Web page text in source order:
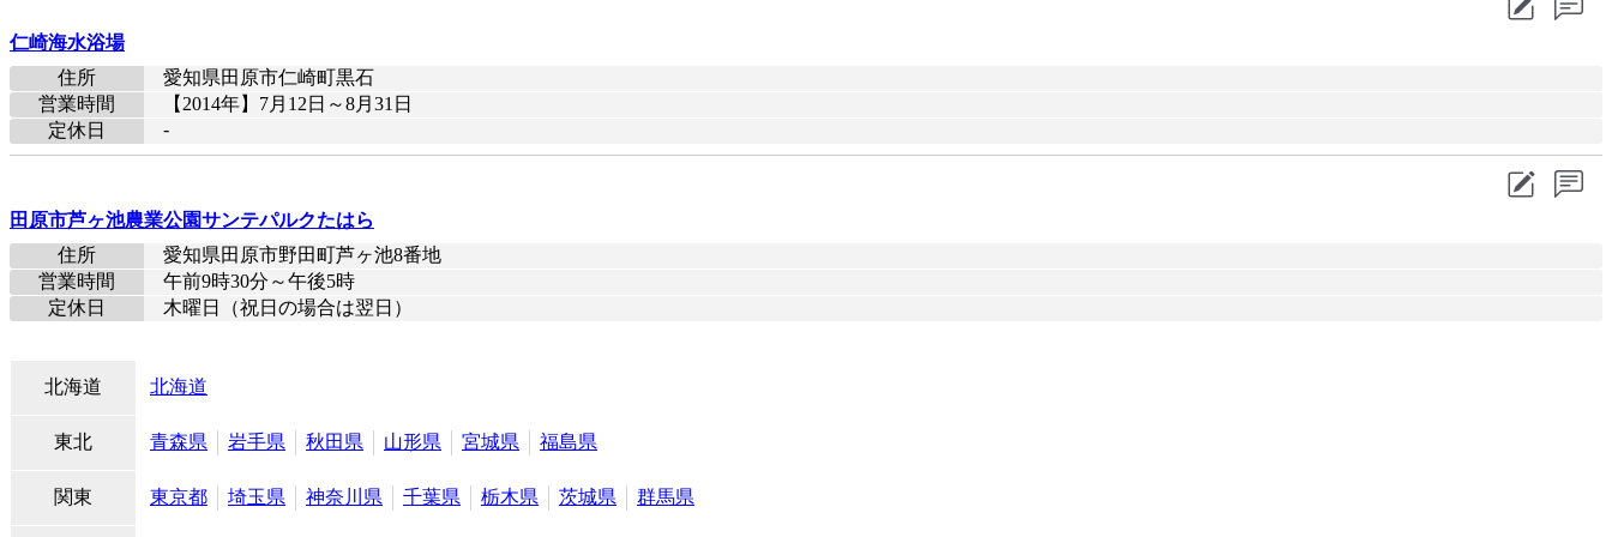
仁崎海水浴場
住所
愛知県田原市仁崎町黒石
営業時間
【2014年】7月12日～8月31日
定休日
-
田原市芦ヶ池農業公園サンテパルクたはら
住所
愛知県田原市野田町芦ヶ池8番地
営業時間
午前9時30分～午後5時
定休日
木曜日（祝日の場合は翌日）
北海道 北海道
東北 青森県 岩手県 秋田県 山形県 宮城県 福島県
関東 東京都 埼玉県 神奈川県 千葉県 栃木県 茨城県 群馬県